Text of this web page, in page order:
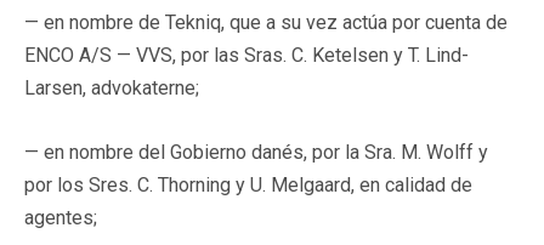
— en nombre de Tekniq, que a su vez actúa por cuenta de
ENCO A/S — VVS, por las Sras. C. Ketelsen y T. Lind-
Larsen, advokaterne;
— en nombre del Gobierno danés, por la Sra. M. Wolff y
por los Sres. C. Thorning y U. Melgaard, en calidad de
agentes;